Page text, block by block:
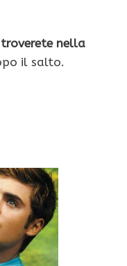
troverete nella
il salto.